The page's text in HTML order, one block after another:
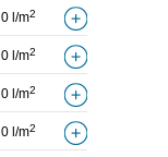
0 l/m2
0 l/m2
0 l/m2
0 l/m2